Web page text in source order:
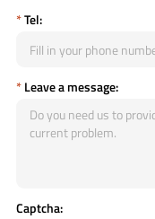
*Tel:
*Leave a message:
Captcha: